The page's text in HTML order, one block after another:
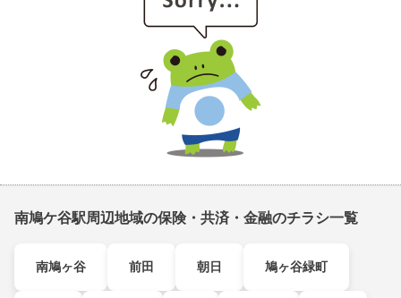
南鳩ケ谷駅周辺地域の保険・共済・金融のチラシ一覧
南鳩ヶ谷 前田 朝日 鳩ヶ谷緑町